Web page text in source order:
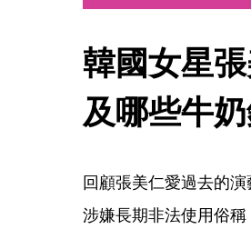
韓國女星
及哪些牛
回顧張美仁愛過去的
涉嫌長期非法使用俗